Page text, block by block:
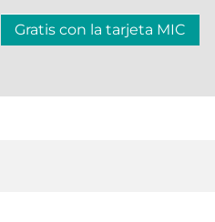
Gratis con la tarjeta MIC